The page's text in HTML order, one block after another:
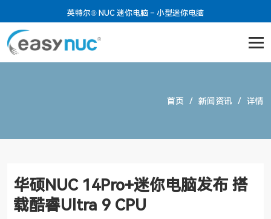
英特尔® NUC 迷你电脑 – 小型迷你电脑
首页 新闻资讯 详情
华硕NUC 14Pro+迷你电脑发布 搭
载酷睿Ultra 9 CPU